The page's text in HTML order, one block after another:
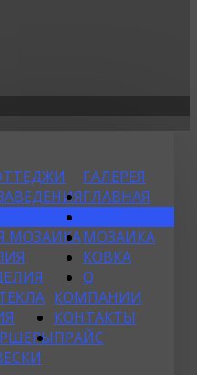
ГАЛЕРЕЯ
МОЗАИКА
ГЛАВНАЯ
МОЗАИКА
КОВКА
О
КОМПАНИИ
КОНТАКТЫ
ПРАЙС